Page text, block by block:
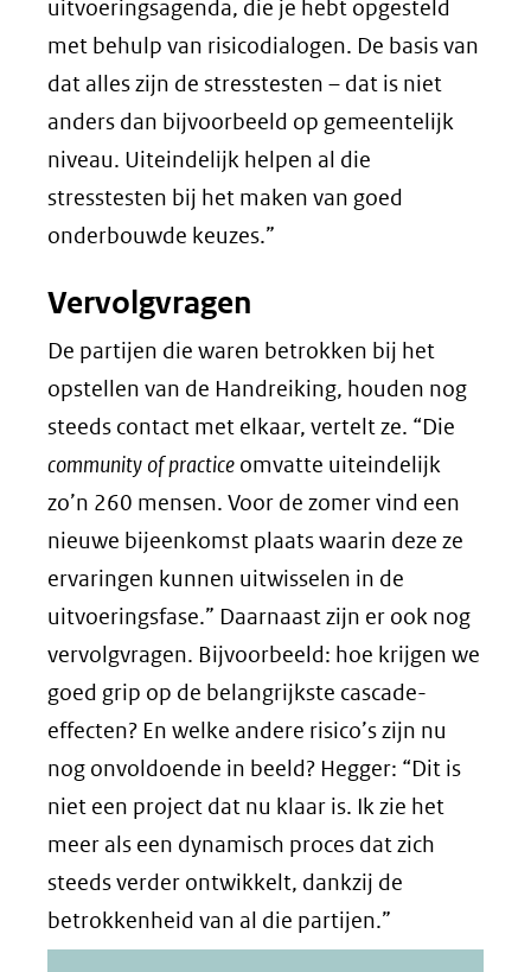
uitvoeringsagenda, die je hebt opgesteld
met behulp van risicodialogen. De basis van
dat alles zijn de stresstesten – dat is niet
anders dan bijvoorbeeld op gemeentelijk
niveau. Uiteindelijk helpen al die
stresstesten bij het maken van goed
onderbouwde keuzes.”
Vervolgvragen
De partijen die waren betrokken bij het
opstellen van de Handreiking, houden nog
steeds contact met elkaar, vertelt ze. “Die
community of practice omvatte uiteindelijk
zo’n 260 mensen. Voor de zomer vind een
nieuwe bijeenkomst plaats waarin deze ze
ervaringen kunnen uitwisselen in de
uitvoeringsfase.” Daarnaast zijn er ook nog
vervolgvragen. Bijvoorbeeld: hoe krijgen we
goed grip op de belangrijkste cascade-
effecten? En welke andere risico’s zijn nu
nog onvoldoende in beeld? Hegger: “Dit is
niet een project dat nu klaar is. Ik zie het
meer als een dynamisch proces dat zich
steeds verder ontwikkelt, dankzij de
betrokkenheid van al die partijen.”